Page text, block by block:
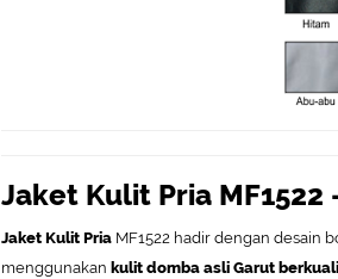
Jaket Kulit Pria
Jaket Kulit Pria MF1522 hadir dengan desain
menggunakan kulit domba asli Garut